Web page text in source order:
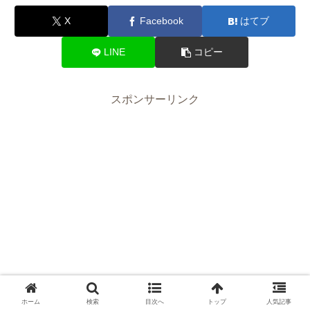
X Facebook はてブ
LINE コピー
スポンサーリンク
ホーム 検索 目次へ トップ 人気記事